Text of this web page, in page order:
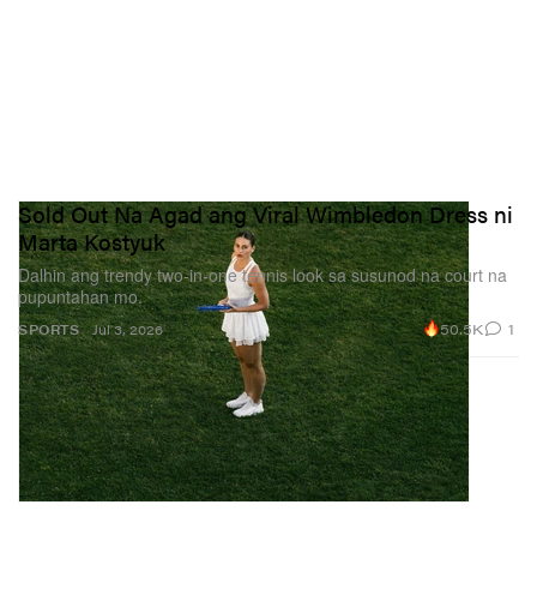
SPORTS
Sold Out Na Agad ang Viral Wimbledon Dress ni
Marta Kostyuk
Dalhin ang trendy two‑in‑one tennis look sa susunod na court na
pupuntahan mo.
Jul 3, 2026 50.5K 1